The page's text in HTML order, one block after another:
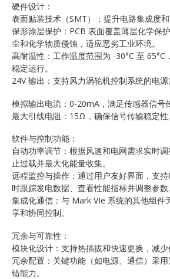
硬件设计：
表面贴装技术（SMT）：提升电路集成度和
保形涂层保护：PCB 表面覆盖薄层化学保
尘和化学物质侵蚀，适应恶劣工业环境。
高耐温性：工作温度范围为 -30°C 至 65°C
稳定运行。
24V 输出：支持风力涡轮机控制系统的电源
模拟输出电流：0-20mA，满足传感器信号
最大引线电阻：15Ω，确保信号传输稳定性
软件与控制功能：
自动功率调节：根据风速和电网需求实时
止过载并最大化能量收集。
远程监控与操作：通过用户友好界面，支
时跟踪发电数据、查看性能指标并调整参数
集成化通信：与 Mark VIe 系统的其他组件
享和协同控制。
冗余与可靠性：
模块化设计：支持热插拔和快速更换，减少
冗余配置：关键功能（如电源、通信）采
错能力。